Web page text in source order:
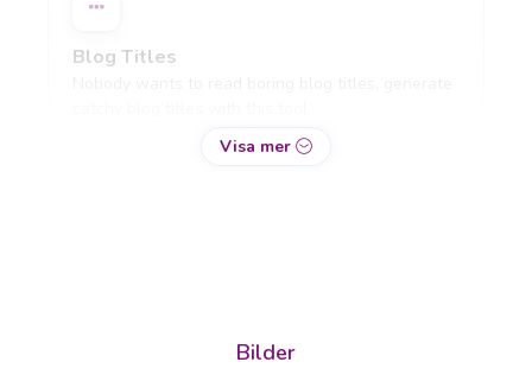
Blog Titles
Visa mer
Bilder